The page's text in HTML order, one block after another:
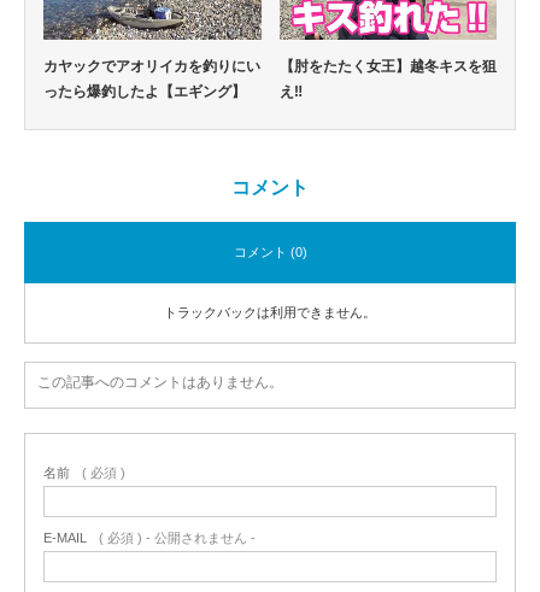
カヤックでアオリイカを釣りにい
ったら爆釣したよ【エギング】
【肘をたたく女王】越冬キスを狙
え‼
コメント
コメント (0)
トラックバックは利用できません。
この記事へのコメントはありません。
名前 ( 必須 )
E-MAIL ( 必須 ) - 公開されません -